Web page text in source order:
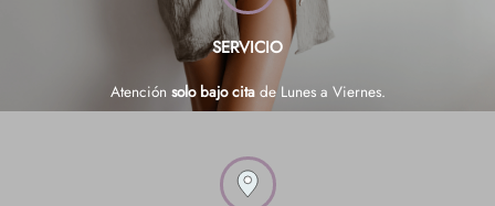
SERVICIO
Atención solo bajo citade Lunes a Viernes.